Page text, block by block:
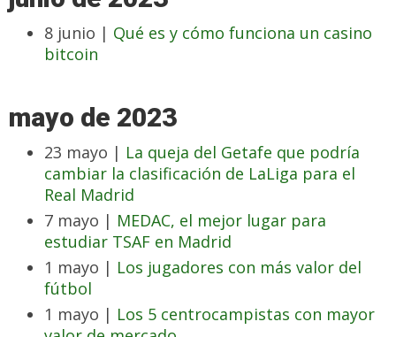
8 junio | Qué es y cómo funciona un casino
bitcoin
mayo de 2023
23 mayo | La queja del Getafe que podría
cambiar la clasificación de LaLiga para el
Real Madrid
7 mayo | MEDAC, el mejor lugar para
estudiar TSAF en Madrid
1 mayo | Los jugadores con más valor del
fútbol
1 mayo | Los 5 centrocampistas con mayor